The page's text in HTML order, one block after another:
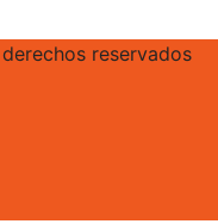
reservados